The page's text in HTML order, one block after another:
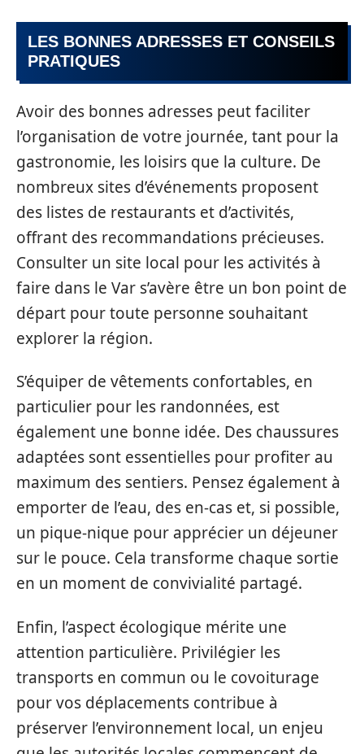
LES BONNES ADRESSES ET CONSEILS
PRATIQUES
Avoir des bonnes adresses peut faciliter
l’organisation de votre journée, tant pour la
gastronomie, les loisirs que la culture. De
nombreux sites d’événements proposent
des listes de restaurants et d’activités,
offrant des recommandations précieuses.
Consulter un site local pour les activités à
faire dans le Var s’avère être un bon point de
départ pour toute personne souhaitant
explorer la région.
S’équiper de vêtements confortables, en
particulier pour les randonnées, est
également une bonne idée. Des chaussures
adaptées sont essentielles pour profiter au
maximum des sentiers. Pensez également à
emporter de l’eau, des en-cas et, si possible,
un pique-nique pour apprécier un déjeuner
sur le pouce. Cela transforme chaque sortie
en un moment de convivialité partagé.
Enfin, l’aspect écologique mérite une
attention particulière. Privilégier les
transports en commun ou le covoiturage
pour vos déplacements contribue à
préserver l’environnement local, un enjeu